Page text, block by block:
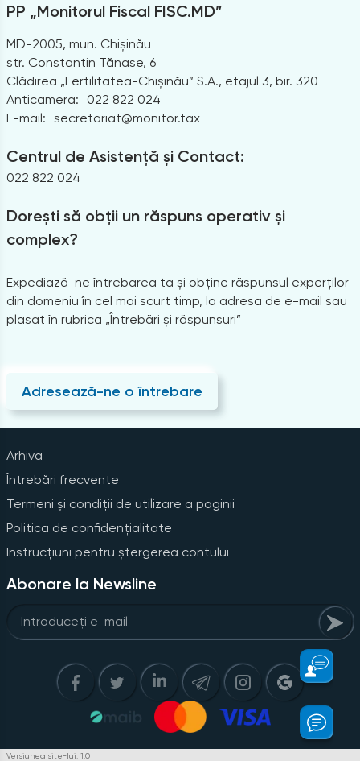
PP „Monitorul Fiscal FISC.MD”
MD-2005, mun. Chișinău
str. Constantin Tănase, 6
Clădirea „Fertilitatea-Chișinău” S.A., etajul 3, bir. 320
Anticamera:
022 822 024
E-mail: secretariat@monitor.tax
Centrul de Asistență și Contact:
022 822 024
Dorești să obții un răspuns operativ și
complex?
Expediază-ne întrebarea ta și obține răspunsul experților
din domeniu în cel mai scurt timp, la adresa de e-mail sau
plasat în rubrica „Întrebări și răspunsuri”
Adresează-ne o întrebare
Arhiva
Întrebări frecvente
Termeni și condiții de utilizare a paginii
Politica de confidențialitate
Instrucțiuni pentru ștergerea contului
Abonare la Newsline
Versiunea site-lui: 1.0